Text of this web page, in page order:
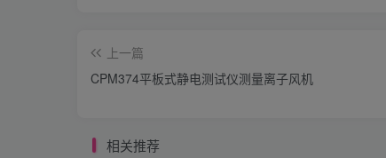
上一篇
CPM374平板式静电测试仪测量离子风机
相关推荐